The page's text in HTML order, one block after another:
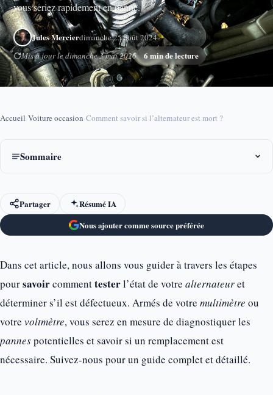
vous seriez rapidement en panne.
Jules Mercierdimanche 25 août 2024
Mis à jour le dimanche 3 mai 2026
6 min de lecture
Accueil Voiture occasion Comment savoir si l’alternateur est mort ?
Sommaire
Partager
Résumé IA
Nous ajouter comme source préférée
Dans cet article, nous allons vous guider à travers les étapes
poursavoircommenttesterl’état de votre alternateuret
déterminer s’il est défectueux. Armés de votre multimètre ou
votre voltmètre, vous serez en mesure de diagnostiquer les
pannespotentielles et savoir si un remplacement est
nécessaire. Suivez-nous pour un guide complet et détaillé.